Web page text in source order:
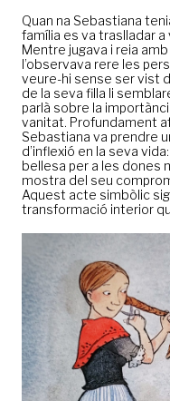
Quan na Sebastiana
família es va traslladar a
Mentre jugava i reia
l’observava rere les
veure-hi sense ser vist
de la seva filla li
parlà sobre la
vanitat. Profundament
Sebastiana va prendre
d’inflexió en la seva
bellesa per a les dones
mostra del seu
Aquest acte simbòlic
transformació interior